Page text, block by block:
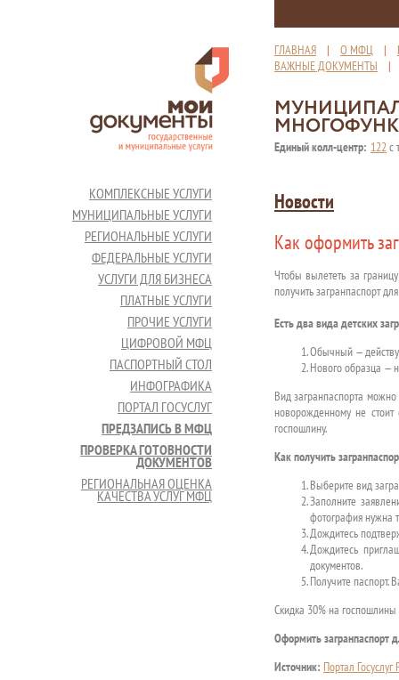
ГЛАВНАЯ | О МФЦ |
ВАЖНЫЕ ДОКУМЕНТЫ
Единый колл-центр: 122с
КОМПЛЕКСНЫЕ УСЛУГИ
МУНИЦИПАЛЬНЫЕ УСЛУГИ
РЕГИОНАЛЬНЫЕ УСЛУГИ
ФЕДЕРАЛЬНЫЕ УСЛУГИ
УСЛУГИ ДЛЯ БИЗНЕСА
ПЛАТНЫЕ УСЛУГИ
ПРОЧИЕ УСЛУГИ
ЦИФРОВОЙ МФЦ
ПАСПОРТНЫЙ СТОЛ
ИНФОГРАФИКА
ПОРТАЛ ГОСУСЛУГ
ПРЕДЗАПИСЬ В МФЦ
ПРОВЕРКА ГОТОВНОСТИ
ДОКУМЕНТОВ
РЕГИОНАЛЬНАЯ ОЦЕНКА
КАЧЕСТВА УСЛУГ МФЦ
Новости
Как оформить
Чтобы вылететь за
получить загранпаспорт
Есть два вида детских
Обычный —
Нового образца —
Вид загранпаспорта
новорожденному не стоит
госпошлину.
Как получить
Выберите вид
Заполните
фотография нужна
Дождитесь
Дождитесь
документов.
Получите паспорт.
Скидка 30% на госпошлины
Оформить загранпаспорт
Источник: Портал Госуслуг